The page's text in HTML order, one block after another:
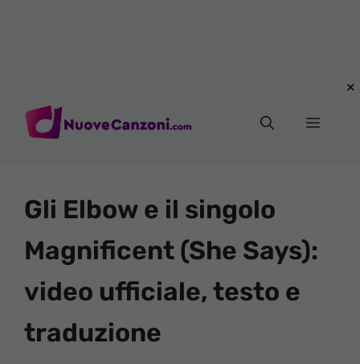
Menu
Gli Elbow e il singolo
Magnificent (She Says):
video ufficiale, testo e
traduzione